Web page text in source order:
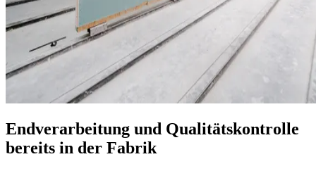
Endverarbeitung und Qualitätskontrolle
bereits in der Fabrik